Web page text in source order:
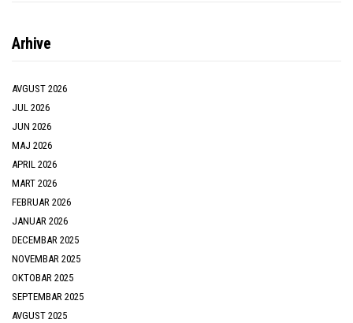
Arhive
AVGUST 2026
JUL 2026
JUN 2026
MAJ 2026
APRIL 2026
MART 2026
FEBRUAR 2026
JANUAR 2026
DECEMBAR 2025
NOVEMBAR 2025
OKTOBAR 2025
SEPTEMBAR 2025
AVGUST 2025